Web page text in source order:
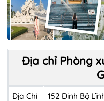
Địa chỉ Phòng
Địa Chỉ
152 Đinh Bộ